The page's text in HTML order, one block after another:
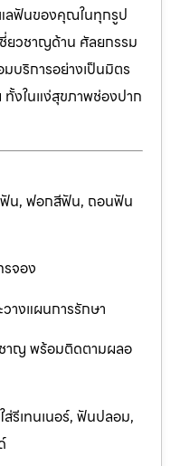
แลฟันของคุณในทุกรูป
ยวชาญด้าน ศัลยกรรม
มบริการอย่างเป็นมิตร
ทั้งในแง่สุขภาพช่องปาก
ฟัน, ฟอกสีฟัน, ถอนฟัน
จอง
างแผนการรักษา
ชาญ พร้อมติดตามผลอ
รีเทนเนอร์, ฟันปลอม,